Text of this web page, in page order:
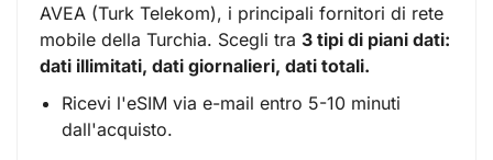
AVEA (Turk Telekom), i principali fornitori di rete
mobile della Turchia. Scegli tra 3 tipi di piani dati:
dati illimitati, dati giornalieri, dati totali.
Ricevi l'eSIM via e-mail entro 5-10 minuti
dall'acquisto.